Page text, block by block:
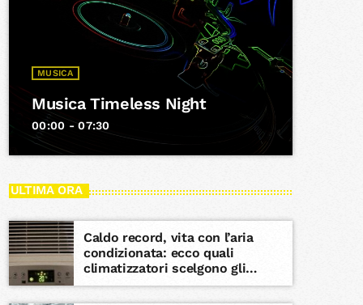
MUSICA
Musica Timeless Night
00:00 - 07:30
ULTIMA ORA
Caldo record, vita con l’aria
condizionata: ecco quali
climatizzatori scelgono gli
italiani